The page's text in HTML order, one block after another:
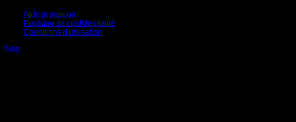
Aide et support
Politique de confidentialité
Conditions d'utilisation
Blog